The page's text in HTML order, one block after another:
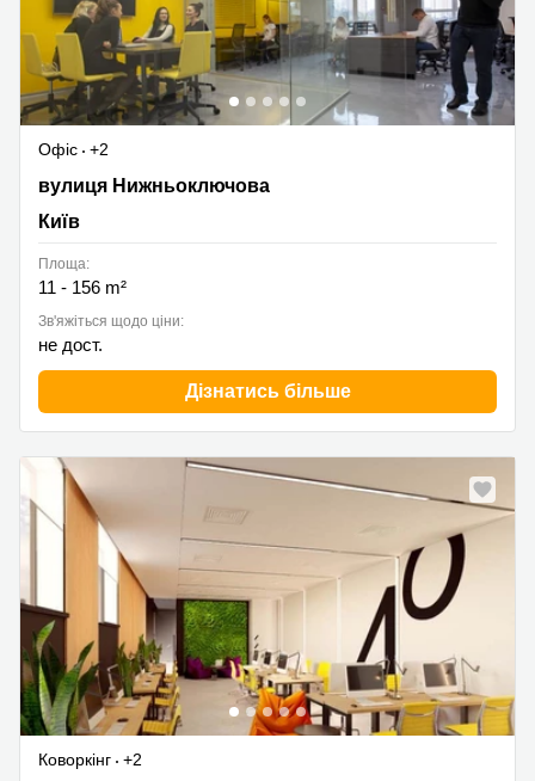
Офіс
+2
вулиця Нижньоключова 14, Київ
вулиця Нижньоключова
Київ
Площа:
11 - 156 m²
Зв'яжіться щодо ціни:
не дост.
Дізнатись більше
Коворкінг +2